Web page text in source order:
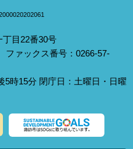
丁目22番30号
ァックス番号：0266-57-
5時15分 閉庁日：土曜日・日曜